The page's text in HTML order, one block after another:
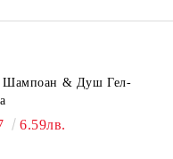
Шампоан & Душ Гел-
6.59лв.